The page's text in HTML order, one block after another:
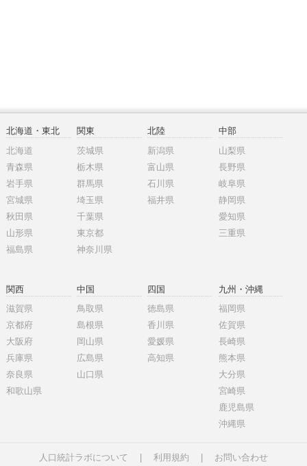
北海道・東北
北海道
青森県
岩手県
宮城県
秋田県
山形県
福島県
関東
茨城県
栃木県
群馬県
埼玉県
千葉県
東京都
神奈川県
北陸
新潟県
富山県
石川県
福井県
中部
山梨県
長野県
岐阜県
静岡県
愛知県
三重県
関西
滋賀県
京都府
大阪府
兵庫県
奈良県
和歌山県
中国
鳥取県
島根県
岡山県
広島県
山口県
四国
徳島県
香川県
愛媛県
高知県
九州・沖縄
福岡県
佐賀県
長崎県
熊本県
大分県
宮崎県
鹿児島県
沖縄県
人口統計ラボについて 利用規約 お問い合わせ